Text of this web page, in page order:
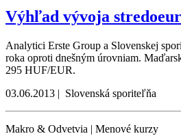
Výhľad vývoja
Analytici Erste Group a Slovenskej
roka oproti dnešným úrovniam.
295 HUF/EUR.
03.06.2013 | Slovenská sporiteľňa
Makro & Odvetvia | Menové kurzy